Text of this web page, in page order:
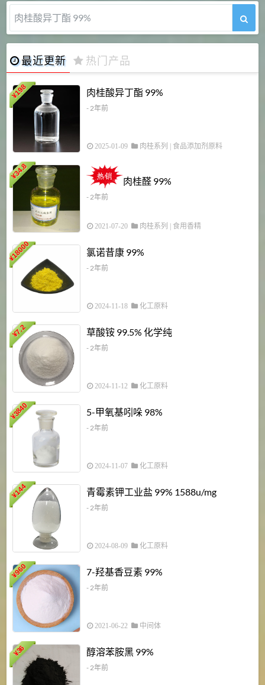
肉桂醛 99%
最近更新 热门产品
¥
198 肉桂酸异丁酯 99%
- 2年前
2025-01-09 肉桂系列 食品添加剂原料
¥
34.8
肉桂醛 99%
- 2年前
2021-07-20 肉桂系列 食用香精
¥
18000 氯诺昔康 99%
- 2年前
2024-11-18 化工原料
¥
7.2 草酸铵 99.5% 化学纯
- 2年前
2024-11-12 化工原料
¥
3840 5-甲氧基吲哚 98%
- 2年前
2024-11-07 化工原料
¥
144 青霉素钾工业盐 99% 1588u/mg
- 2年前
2024-08-09 化工原料
¥
960 7-羟基香豆素 99%
- 2年前
2021-06-22 中间体
¥
36 醇溶苯胺黑 99%
- 2年前